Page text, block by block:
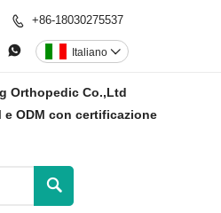
 +86-18030275537
 Italiano 
Orthopedic Co.,Ltd
e ODM con certificazione
